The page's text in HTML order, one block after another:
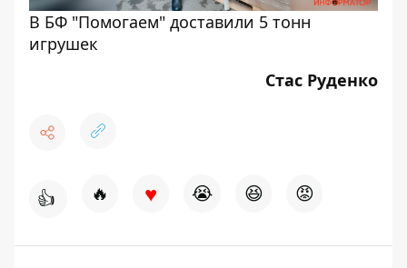
В БФ "Помогаем" доставили 5 тонн
игрушек
Стас Руденко
👍 🔥 ♥ 😭 😆 😡